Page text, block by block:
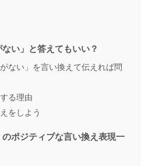
い」と答えてもいい？
ない」を言い換えて伝えれば問
る理由
をしよう
のポジティブな言い換え表現一